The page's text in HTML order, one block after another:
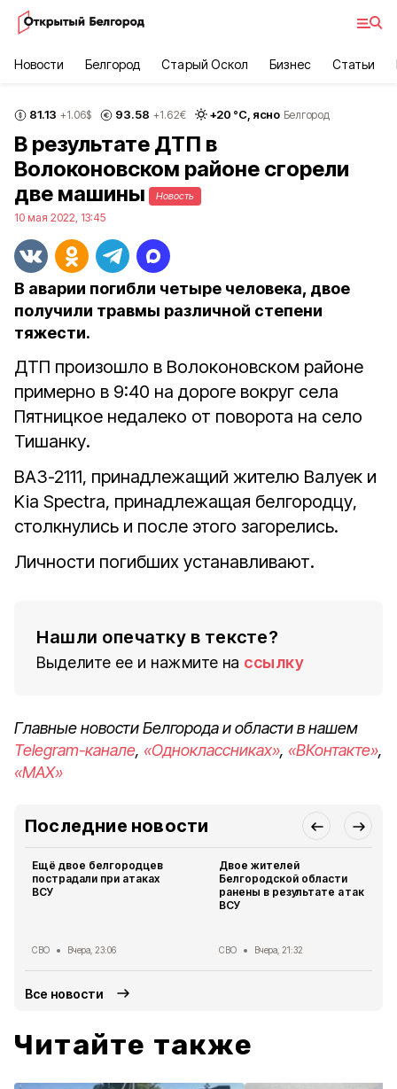
Новости Белгород Старый Оскол Бизнес Статьи
81.13 +1.06$ 93.58 +1.62€ +20 °С, ясно Белгород
В результате ДТП в
Волоконовском районе сгорели
две машины
Новость
10 мая 2022, 13:45
В аварии погибли четыре человека, двое
получили травмы различной степени
тяжести.
ДТП произошло в Волоконовском районе
примерно в 9:40 на дороге вокруг села
Пятницкое недалеко от поворота на село
Тишанку.
ВАЗ-2111, принадлежащий жителю Валуек и
Kia Spectra, принадлежащая белгородцу,
столкнулись и после этого загорелись.
Личности погибших устанавливают.
Нашли опечатку в тексте?
Выделите ее и нажмите на ссылку
Главные новости Белгорода и области в нашем
Telegram-канале, «Одноклассниках», «ВКонтакте»,
«MAX»
Последние новости
Ещё двое белгородцев
пострадали при атаках
ВСУ
СВО Вчера, 23:06
Двое жителей
Белгородской области
ранены в результате атак
ВСУ
СВО Вчера, 21:32
Все новости
Читайте также